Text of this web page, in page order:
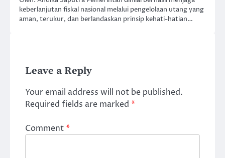
keberlanjutan fiskal nasional melalui pengelolaan utang yang
aman, terukur, dan berlandaskan prinsip kehati-hatian…
Leave a Reply
Your email address will not be published.
Required fields are marked *
Comment*